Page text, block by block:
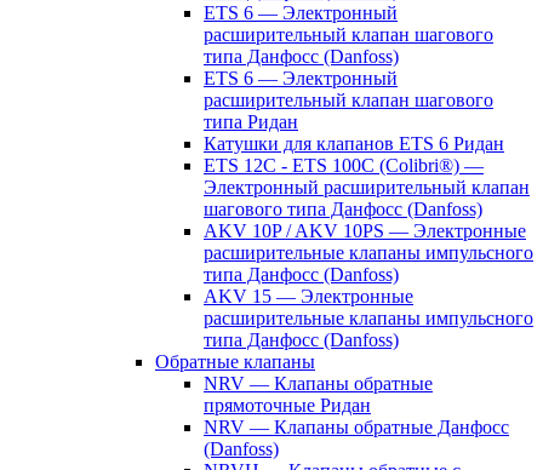
ETS 6 — Электронный
расширительный клапан шагового
типа Данфосс (Danfoss)
ETS 6 — Электронный
расширительный клапан шагового
типа Ридан
Катушки для клапанов ETS 6 Ридан
ETS 12C - ETS 100C (Colibri®) —
Электронный расширительный клапан
шагового типа Данфосс (Danfoss)
AKV 10P / AKV 10PS — Электронные
расширительные клапаны импульсного
типа Данфосс (Danfoss)
AKV 15 — Электронные
расширительные клапаны импульсного
типа Данфосс (Danfoss)
Обратные клапаны
NRV — Клапаны обратные
прямоточные Ридан
NRV — Клапаны обратные Данфосс
(Danfoss)